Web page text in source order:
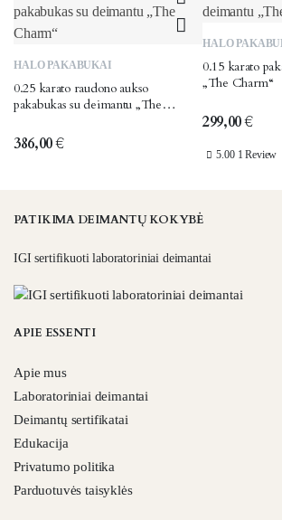
HALO PAKABUKAI
0.25 karato raudono aukso
pakabukas su deimantu „The
386,00€
HALO
0.15 karato
„The Charm“
299,00€
5.001 Review
PATIKIMA DEIMANTŲ KOKYBĖ
IGI sertifikuoti laboratoriniai deimantai
APIE ESSENTI
Apie mus
Laboratoriniai deimantai
Deimantų sertifikatai
Edukacija
Privatumo politika
Parduotuvės taisyklės